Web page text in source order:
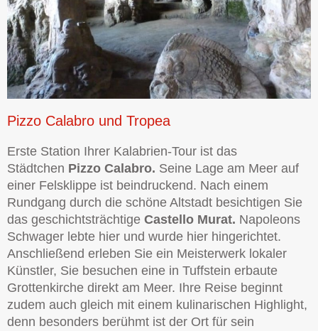
Pizzo Calabro und Tropea
Erste Station Ihrer Kalabrien-Tour ist das
Städtchen Pizzo Calabro. Seine Lage am Meer auf
einer Felsklippe ist beindruckend. Nach einem
Rundgang durch die schöne Altstadt besichtigen Sie
das geschichtsträchtige Castello Murat. Napoleons
Schwager lebte hier und wurde hier hingerichtet.
Anschließend erleben Sie ein Meisterwerk lokaler
Künstler, Sie besuchen eine in Tuffstein erbaute
Grottenkirche direkt am Meer. Ihre Reise beginnt
zudem auch gleich mit einem kulinarischen Highlight,
denn besonders berühmt ist der Ort für sein